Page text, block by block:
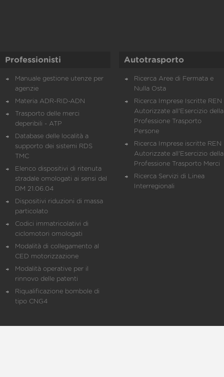
Professionisti
Manuale gestione utenze per
agenzie
Materia ADR-RID-ADN
Trasporto delle merci
deperibili - ATP
Database delle località a
supporto dei sistemi RDS
TMC
Elenco dispositivi di ritenuta
stradale omologati ai sensi del
DM 21.06.04
Dispositivi riduzioni di massa
particolato
Codici immatricolativi di
ciclomotori omologati
Modalità di collegamento al
CED motorizzazione
Modalità operative per il
rinnovo delle patenti
Riqualificazione bombole di
tipo CNG4
Autotrasporto
Ricerca Aree di Fermata e
Nulla Osta
Ricerca Imprese Iscritte REN
Autorizzate all'Esercizio della
Professione Trasporto
Persone
Ricerca Imprese iscritte REN
Autorizzate all'Esercizio della
Professione Trasporto Merci
Ricerca Servizi di Linea
Interregionali